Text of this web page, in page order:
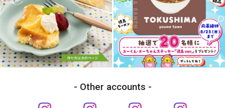
Other accounts